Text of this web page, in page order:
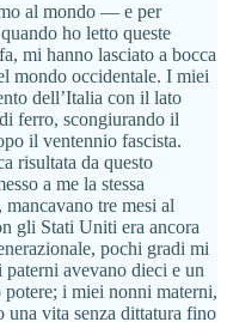
al mondo — e per
ho letto queste
mi hanno lasciato a bocca
mondo occidentale. I miei
dell’Italia con il lato
ferro, scongiurando il
il ventennio fascista.
risultata da questo
a me la stessa
tre mesi al
gli Stati Uniti era ancora
pochi gradi mi
avevano dieci e un
i miei nonni materni,
vita senza dittatura fino